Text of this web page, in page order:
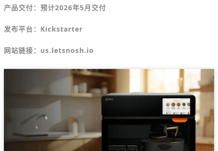
产品交付：预计2026年5月交付
发布平台： Kickstarter
网站链接：us.letsnosh.io